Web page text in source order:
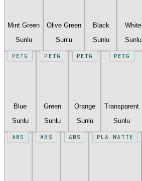
Mint Green
Sunlu
Olive Green
Sunlu
Black
Sunlu
White
Sunlu
PETG
Blue
Sunlu
PETG
Green
Sunlu
PETG
Orange
Sunlu
PETG
Transparent
Sunlu
ABS ABS ABS PLA MATTE